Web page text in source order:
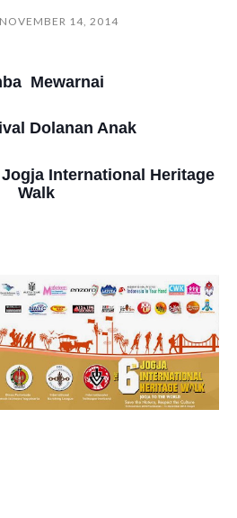
14, 2014
Mewarnai
Dolanan Anak
International Heritage
Walk